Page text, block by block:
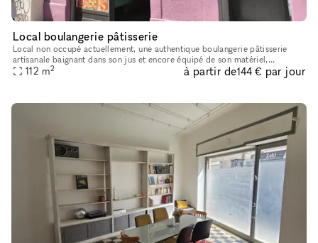
Local boulangerie pâtisserie
Local non occupé actuellement, une authentique boulangerie pâtisserie
artisanale baignant dans son jus et encore équipé de son matériel,
disponible à la location pour boutique éphémère, événement div
112 m2 à partir de144 € par jour